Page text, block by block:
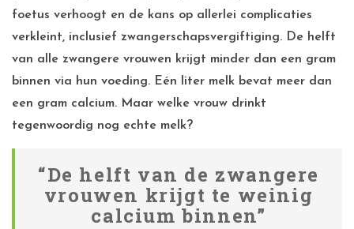
foetus verhoogt en de kans op allerlei complicaties
verkleint, inclusief zwangerschapsvergiftiging. De helft
van alle zwangere vrouwen krijgt minder dan een gram
binnen via hun voeding. Eén liter melk bevat meer dan
een gram calcium. Maar welke vrouw drinkt
tegenwoordig nog echte melk?
“De helft van de zwangere
vrouwen krijgt te weinig
calcium binnen”